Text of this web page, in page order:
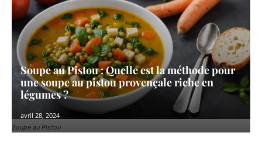
Soupe au Pistou
Soupe au Pistou : Quelle est la méthode pour
une soupe au pistou provençale riche en
légumes ?
avril 28, 2024